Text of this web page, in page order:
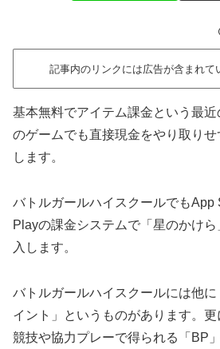
記事内のリンクには広告が含まれて
基本無料でアイテム課金という最
のゲームでも直接現金をやり取り
します。
バトルガールハイスクールでもApp
Playの課金システムで「星のかけ
入します。
バトルガールハイスクールには他
イント」というものがあります。
競技や協力プレーで得られる「BP